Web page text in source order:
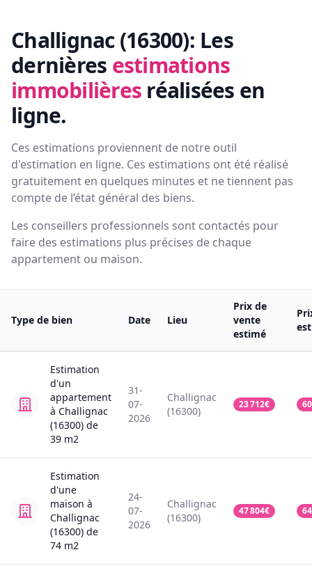
Challignac (16300): Les
dernières estimations
immobilières réalisées en
ligne.
Ces estimations proviennent de notre outil
d'estimation en ligne. Ces estimations ont été réalisé
gratuitement en quelques minutes et ne tiennent pas
compte de l’état général des biens.
Les conseillers professionnels sont contactés pour
faire des estimations plus précises de chaque
appartement ou maison.
Type de bien Date Lieu
Prix de
vente
estimé
Estimation
d'un
appartement
à Challignac
(16300) de
39 m2
31-
07-
2026
Challignac
(16300)
23 712€
Estimation
d'une
maison à
Challignac
(16300) de
74 m2
24-
07-
2026
Challignac
(16300)
47 804€